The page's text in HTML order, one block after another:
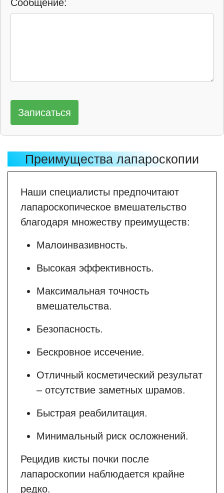
Сообщение:
Записаться
Преимущества лапароскопии
Наши специалисты предпочитают
лапароскопическое вмешательство
благодаря множеству преимуществ:
Малоинвазивность.
Высокая эффективность.
Максимальная точность
вмешательства.
Безопасность.
Бескровное иссечение.
Отличный косметический результат
– отсутствие заметных шрамов.
Быстрая реабилитация.
Минимальный риск осложнений.
Рецидив кисты почки после
лапароскопии наблюдается крайне
редко.